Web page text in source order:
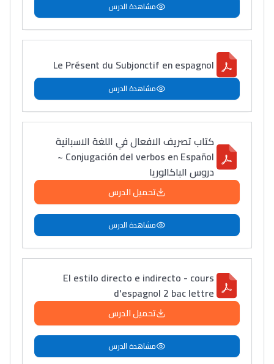
مشاهدة الدرس
Le Présent du Subjonctif en espagnol
مشاهدة الدرس
كتاب تصريف الافعال في اللغة الاسبانية
Conjugación del verbos en Español ~
دروس الباكالوريا
تحميل الدرس
مشاهدة الدرس
El estilo directo e indirecto - cours
d'espagnol 2 bac lettre
تحميل الدرس
مشاهدة الدرس